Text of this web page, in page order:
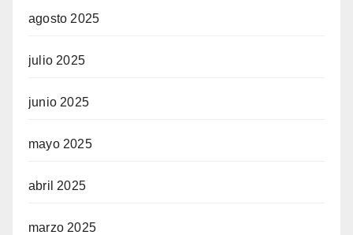
agosto 2025
julio 2025
junio 2025
mayo 2025
abril 2025
marzo 2025